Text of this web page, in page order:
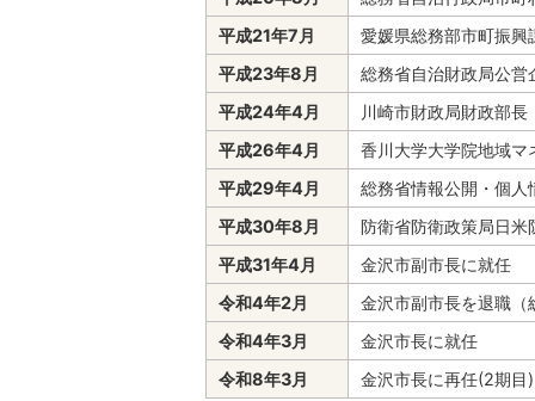
平成21年7月
愛媛県総務部市町振興
平成23年8月
総務省自治財政局公営
平成24年4月
川崎市財政局財政部長
平成26年4月
香川大学大学院地域マ
平成29年4月
総務省情報公開・個人
平成30年8月
防衛省防衛政策局日米
平成31年4月
金沢市副市長に就任
令和4年2月
金沢市副市長を退職（
令和4年3月
金沢市長に就任
令和8年3月
金沢市長に再任(2期目)